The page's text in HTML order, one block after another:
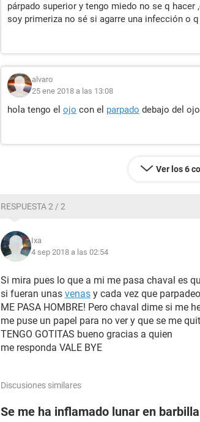
párpado superior y tengo miedo no se q
soy primeriza no sé si agarre una infección o
alvaro
25 ene 2018 a las 13:08
hola tengo el ojo con el parpado debajo del
Ver los 6
RESPUESTA 2 / 2
Ixa
4 sep 2018 a las 02:54
Si mira pues lo que a mi me pasa chaval es
si fueran unas venas y cada vez que
ME PASA HOMBRE! Pero chaval dime si me
me puse un papel para no ver y que se me
TENGO GOTITAS bueno gracias a quien
me responda VALE BYE
Discusiones similares
Se me ha inflamado lunar en